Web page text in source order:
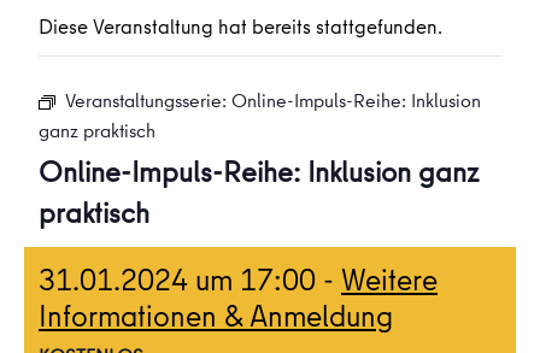
Diese Veranstaltung hat bereits stattgefunden.
Veranstaltungsserie: Online-Impuls-Reihe: Inklusion
ganz praktisch
Online-Impuls-Reihe: Inklusion ganz
praktisch
31.01.2024 um 17:00 - Weitere
Informationen & Anmeldung